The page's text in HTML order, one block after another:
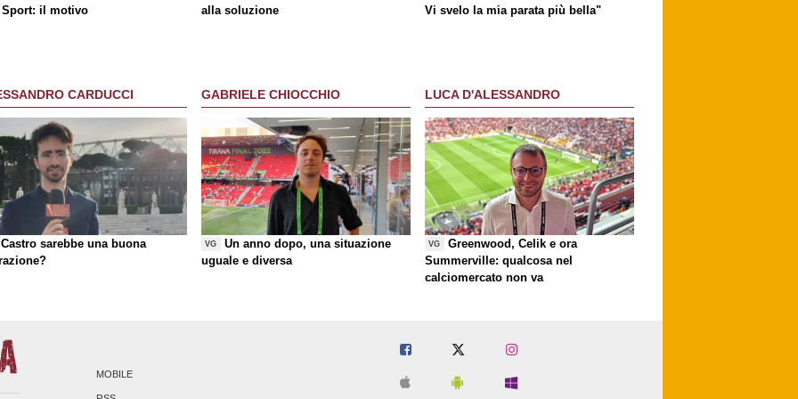
Sport: il motivo
alla soluzione
Vi svelo la mia parata più bella"
CARDUCCI
Castro sarebbe una buona
GABRIELE CHIOCCHIO
VG
Un anno dopo, una situazione
uguale e diversa
LUCA D'ALESSANDRO
VG
Greenwood, Celik e ora
Summerville: qualcosa nel
calciomercato non va
MOBILE